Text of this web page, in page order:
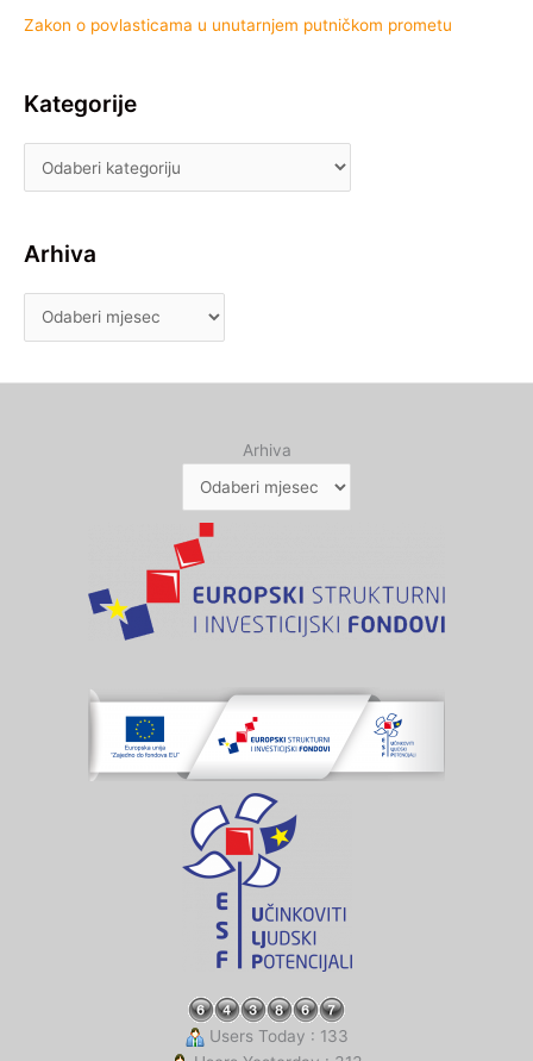
Zakon o povlasticama u unutarnjem putničkom prometu
Kategorije
Arhiva
Arhiva
Users Today : 133